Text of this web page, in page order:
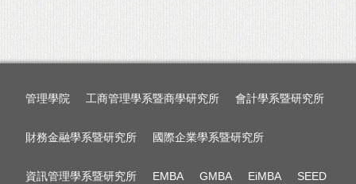
管理學院 工商管理學系暨商學研究所 會計學系暨研究所
財務金融學系暨研究所 國際企業學系暨研究所
資訊管理學系暨研究所 EMBA GMBA EiMBA SEED